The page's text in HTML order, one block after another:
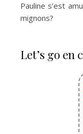
Pauline s’est
mignons?
Let’s go en